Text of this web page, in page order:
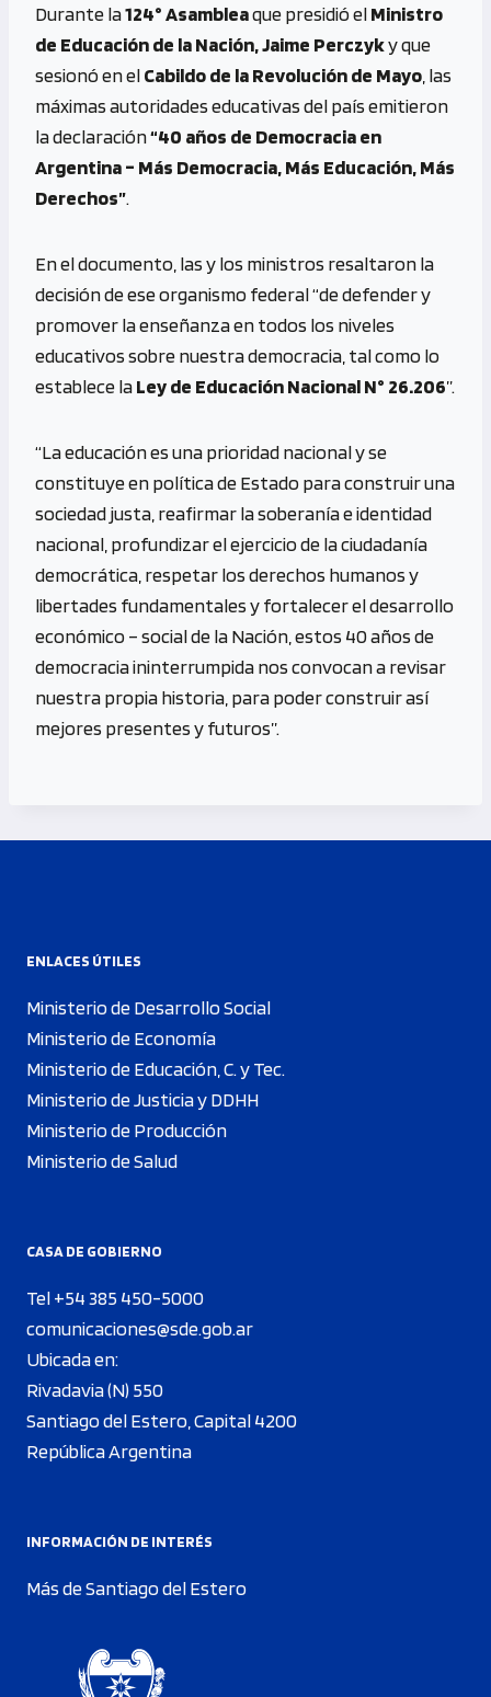
b
o
o
k
se
n
g
er
py
Li
n
k
gr
a
m
at
s
A
p
p
Durante la124° Asambleaque presidió elMinistro
de Educación de la Nación, Jaime Perczyky que
sesionó en elCabildo de la Revolución de Mayo , las
máximas autoridades educativas del país emitieron
la declaración“40 años de Democracia en
Argentina – Más Democracia, Más Educación, Más
Derechos”.
En el documento, las y los ministros resaltaron la
decisión de ese organismo federal “de defender y
promover la enseñanza en todos los niveles
educativos sobre nuestra democracia, tal como lo
establece laLey de Educación Nacional N° 26.206”.
“La educación es una prioridad nacional y se
constituye en política de Estado para construir una
sociedad justa, reafirmar la soberanía e identidad
nacional, profundizar el ejercicio de la ciudadanía
democrática, respetar los derechos humanos y
libertades fundamentales y fortalecer el desarrollo
económico – social de la Nación, estos 40 años de
democracia ininterrumpida nos convocan a revisar
nuestra propia historia, para poder construir así
mejores presentes y futuros”.
ENLACES ÚTILES
Ministerio de Desarrollo Social
Ministerio de Economía
Ministerio de Educación, C. y Tec.
Ministerio de Justicia y DDHH
Ministerio de Producción
Ministerio de Salud
CASA DE GOBIERNO
Tel +54 385 450-5000
comunicaciones@sde.gob.ar
Ubicada en:
Rivadavia (N) 550
Santiago del Estero, Capital 4200
República Argentina
INFORMACIÓN DE INTERÉS
Más de Santiago del Estero